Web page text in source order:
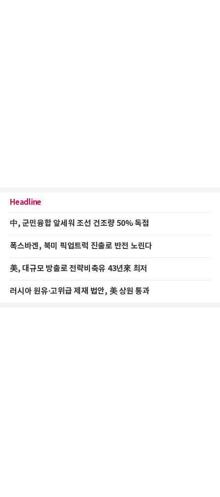
Headline
中, 군민융합 앞세워 조선 건조량 50% 독점
폭스바겐, 북미 픽업트럭 진출로 반전 노린다
美, 대규모 방출로 전략비축유 43년來 최저
러시아 원유·고위급 제재 법안, 美 상원 통과